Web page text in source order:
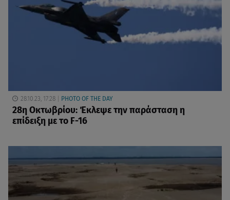
28.10.23, 17:28 PHOTO OF THE DAY
28η Οκτωβρίου: Έκλεψε την παράσταση η
επίδειξη με το F-16